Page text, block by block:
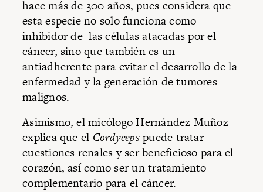
hace más de 300 años, pues considera que
esta especie no solo funciona como
inhibidor de las células atacadas por el
cáncer, sino que también es un
antiadherente para evitar el desarrollo de la
enfermedad y la generación de tumores
malignos.
Asimismo, el micólogo Hernández Muñoz
explica que el Cordycepspuede tratar
cuestiones renales y ser beneficioso para el
corazón, así como ser un tratamiento
complementario para el cáncer.